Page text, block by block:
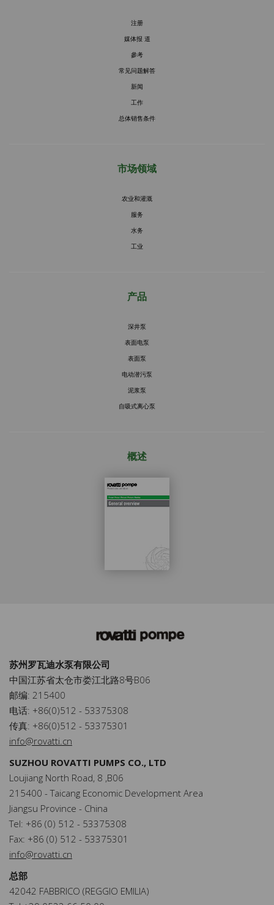
注册
媒体报 道
參考
常见问题解答
新闻
工作
总体销售条件
市场领域
农业和灌溉
服务
水务
工业
产品
深井泵
表面电泵
表面泵
电动潜污泵
泥浆泵
自吸式离心泵
概述
苏州罗瓦迪水泵有限公司
中国江苏省太仓市娄江北路8号B06
邮编: 215400
电话: +86(0)512 - 53375308
传真: +86(0)512 - 53375301
info@rovatti.cn
SUZHOU ROVATTI PUMPS CO., LTD
Loujiang North Road, 8 ,B06
215400 - Taicang Economic Development Area
Jiangsu Province - China
Tel: +86 (0) 512 - 53375308
Fax: +86 (0) 512 - 53375301
info@rovatti.cn
总部
42042 FABBRICO (REGGIO EMILIA)